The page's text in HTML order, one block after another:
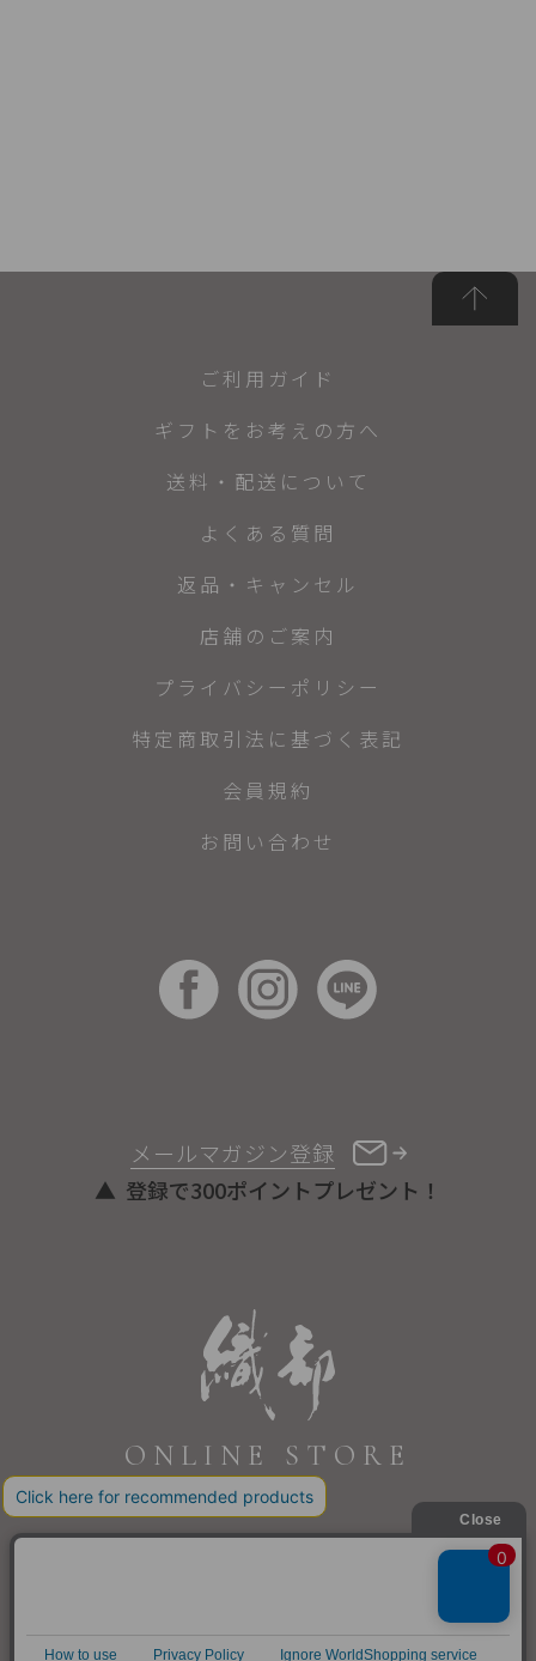
ONLINE STORE
メールマガジン登録
登録で300ポイントプレゼント！
ご利用ガイド
ギフトをお考えの方へ
送料・配送について
よくある質問
返品・キャンセル
店舗のご案内
プライバシーポリシー
特定商取引法に基づく表記
会員規約
お問い合わせ
COPYRIGHT © ORIBE ALL RIGHTS RESERVED.